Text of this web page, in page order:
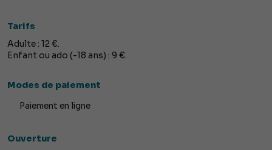
Tarifs
Adulte : 12 €.
Enfant ou ado (-18 ans) : 9 €.
Modes de paiement
Paiement en ligne
Ouverture